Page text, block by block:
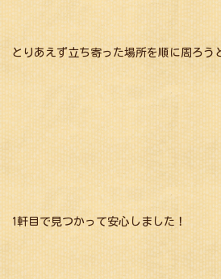
とりあえず立ち寄った場所を順に周ろう
1軒目で見つかって安心しました！